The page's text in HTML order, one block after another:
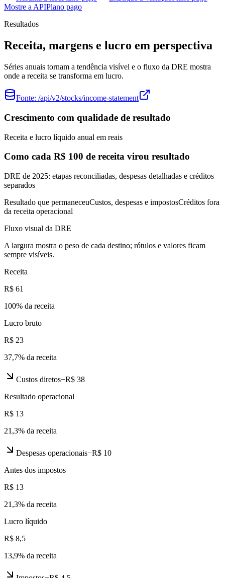
Mostre a APIPlano pago
Resultados
Receita, margens e lucro em perspectiva
Séries anuais tornam a tendência visível e o fluxo da DRE mostra
onde a receita se transforma em lucro.
Fonte: /api/v2/stocks/income-statement
Crescimento com qualidade de resultado
Receita e lucro líquido anual em reais
Como cada R$ 100 de receita virou resultado
DRE de 2025: etapas reconciliadas, despesas detalhadas e créditos
separados
Resultado que permaneceuCustos, despesas e impostosCréditos fora
da receita operacional
Fluxo visual da DRE
A largura mostra o peso de cada destino; rótulos e valores ficam
sempre visíveis.
Receita
R$ 61
100% da receita
Lucro bruto
R$ 23
37,7% da receita
Custos diretos−R$ 38
Resultado operacional
R$ 13
21,3% da receita
Despesas operacionais−R$ 10
Antes dos impostos
R$ 13
21,3% da receita
Lucro líquido
R$ 8,5
13,9% da receita